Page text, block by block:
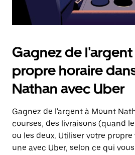
Gagnez de
propre horaire
Nathan avec Uber
Gagnez de l'argent à Mount
courses, des livraisons (quand
ou les deux. Utiliser votre
une avec Uber, selon ce qui